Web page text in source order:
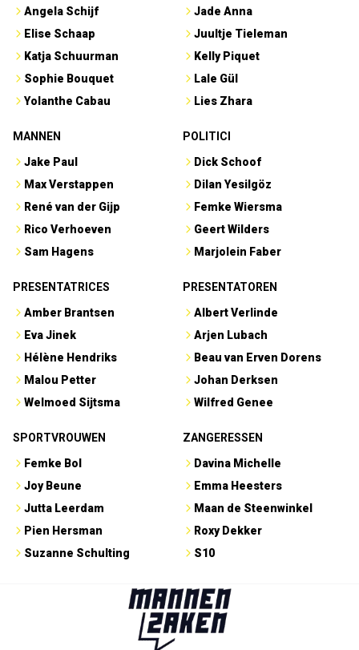
Angela Schijf
Elise Schaap
Katja Schuurman
Sophie Bouquet
Yolanthe Cabau
Jade Anna
Juultje Tieleman
Kelly Piquet
Lale Gül
Lies Zhara
MANNEN
Jake Paul
Max Verstappen
René van der Gijp
Rico Verhoeven
Sam Hagens
POLITICI
Dick Schoof
Dilan Yesilgöz
Femke Wiersma
Geert Wilders
Marjolein Faber
PRESENTATRICES
Amber Brantsen
Eva Jinek
Hélène Hendriks
Malou Petter
Welmoed Sijtsma
PRESENTATOREN
Albert Verlinde
Arjen Lubach
Beau van Erven Dorens
Johan Derksen
Wilfred Genee
SPORTVROUWEN
Femke Bol
Joy Beune
Jutta Leerdam
Pien Hersman
Suzanne Schulting
ZANGERESSEN
Davina Michelle
Emma Heesters
Maan de Steenwinkel
Roxy Dekker
S10